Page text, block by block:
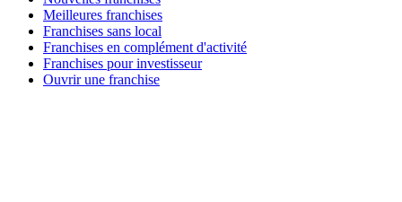
Meilleures franchises
Franchises sans local
Franchises en complément d'activité
Franchises pour investisseur
Ouvrir une franchise